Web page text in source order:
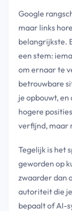
Google
maar links
belangrijkste.
een stem:
om ernaar te
betrouwbare
je opbouwt,
hogere
verfijnd, maar
Tegelijk is het
geworden op
zwaarder dan
autoriteit die
bepaalt of AI-